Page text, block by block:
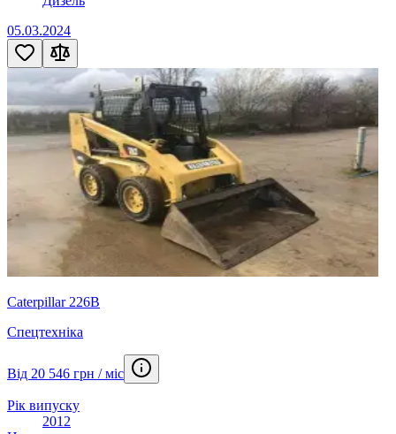
05.03.2024
Caterpillar 226B
Спецтехніка
Від 20 546 грн / міс
Рік випуску
2012